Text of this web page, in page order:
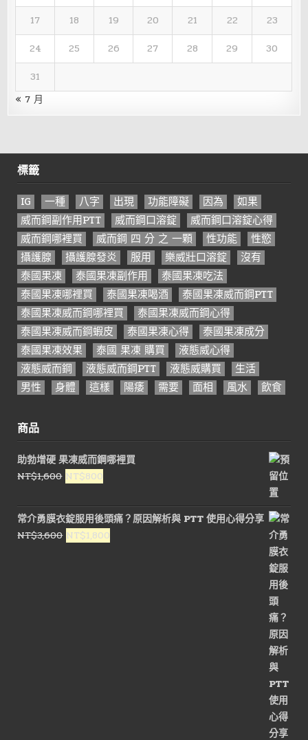
17
18 19 20 21 22
23
24
25 26 27 28 29
30
31
« 7 月
標籤
IG 一種 八字 出現 功能障礙 因為
如果
威而鋼副作用PTT
威而鋼口溶錠
威而鋼口溶錠心得
威而鋼哪裡買
威而鋼 四 分 之 一顆 性功能
性慾
攝護腺
攝護腺發炎 服用 樂威壯口溶錠
沒有
泰國果凍
泰國果凍副作用
泰國果凍吃法
泰國果凍哪裡買
泰國果凍喝酒
泰國果凍威而鋼PTT
泰國果凍威而鋼哪裡買
泰國果凍威而鋼心得
泰國果凍威而鋼蝦皮
泰國果凍心得
泰國果凍成分
泰國果凍效果
泰國 果凍 購買
液態威心得
液態威而鋼
液態威而鋼PTT 液態威購買
生活
男性
身體 這樣 陽痿 需要 面相 風水 飲食
商品
助勃增硬 果凍威而鋼哪裡買
NT$1,600 原
價
格：
NT$1,600。
NT$800
價
格：
NT$800。
常介勇膜衣錠服用後頭痛？原因解析與 PTT 使用心得分享
NT$3,600 原
NT$1,800